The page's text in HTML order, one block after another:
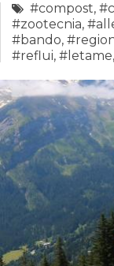
#compost,
#zootecnia,
#bando,
#reflui, #letame,